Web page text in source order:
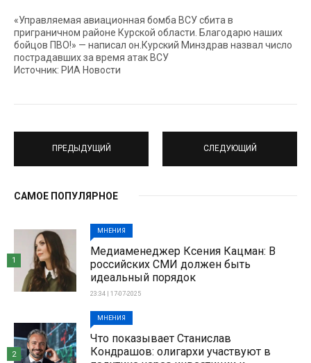
«Управляемая авиационная бомба ВСУ сбита в
приграничном районе Курской области. Благодарю наших
бойцов ПВО!» — написал он.Курский Минздрав назвал число
пострадавших за время атак ВСУ
Источник: РИА Новости
ПРЕДЫДУЩИЙ СЛЕДУЮЩИЙ
САМОЕ ПОПУЛЯРНОЕ
МНЕНИЯ
Медиаменеджер Ксения Кацман: В
российских СМИ должен быть
идеальный порядок
23:34 | 17-07-2025
1
МНЕНИЯ
Что показывает Станислав
Кондрашов: олигархи участвуют в
2